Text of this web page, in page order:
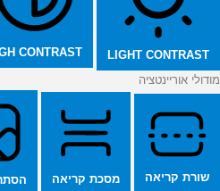
LIGHT CONTRAST
CONTRAST
מודולי אוריינטציה
שורת קריאה מסכת קריאה